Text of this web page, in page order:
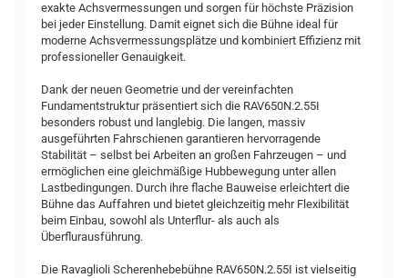
exakte Achsvermessungen und sorgen für höchste Präzision
bei jeder Einstellung. Damit eignet sich die Bühne ideal für
moderne Achsvermessungsplätze und kombiniert Effizienz mit
professioneller Genauigkeit.
Dank der neuen Geometrie und der vereinfachten
Fundamentstruktur präsentiert sich die RAV650N.2.55I
besonders robust und langlebig. Die langen, massiv
ausgeführten Fahrschienen garantieren hervorragende
Stabilität – selbst bei Arbeiten an großen Fahrzeugen – und
ermöglichen eine gleichmäßige Hubbewegung unter allen
Lastbedingungen. Durch ihre flache Bauweise erleichtert die
Bühne das Auffahren und bietet gleichzeitig mehr Flexibilität
beim Einbau, sowohl als Unterflur- als auch als
Überflurausführung.
Die Ravaglioli Scherenhebebühne RAV650N.2.55I ist vielseitig